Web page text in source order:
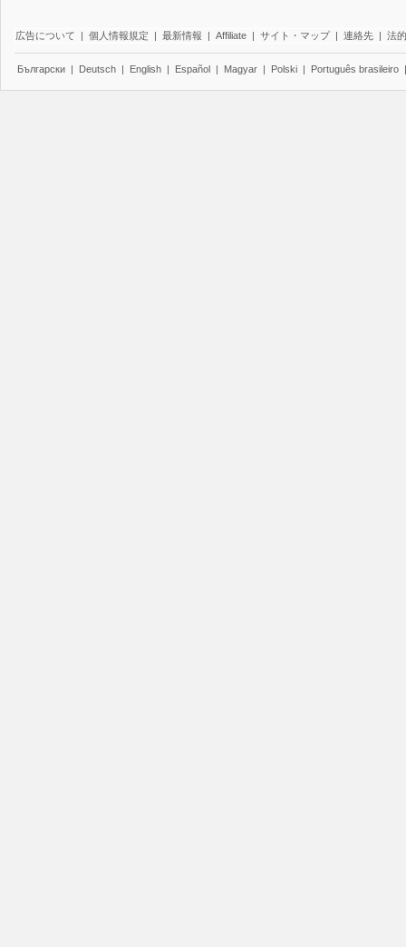
広告について | 個人情報規定 | 最新情報 | Affiliate | サイト・マップ | 連絡先 | 法
Български | Deutsch | English | Español | Magyar | Polski | Português brasileiro